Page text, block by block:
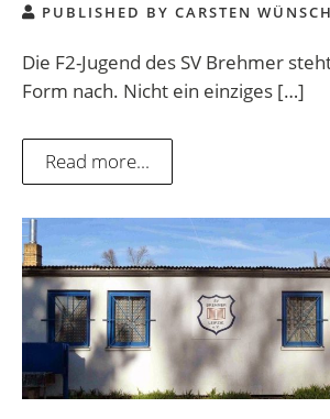
PUBLISHED BY CARSTEN WÜNSCH
Die F2-Jugend des SV Brehmer
Form nach. Nicht ein einziges […]
Read more...